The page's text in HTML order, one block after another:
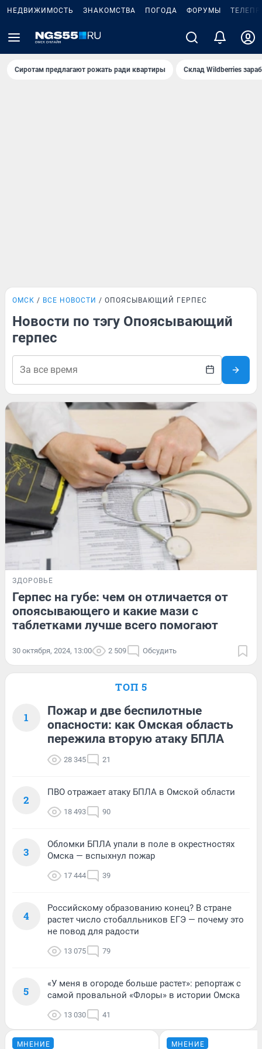
НЕДВИЖИМОСТЬ ЗНАКОМСТВА ПОГОДА ФОРУМЫ
Сиротам предлагают рожать ради квартиры Склад Wildberries
ОМСК ВСЕ НОВОСТИ ОПОЯСЫВАЮЩИЙ ГЕРПЕС
Новости по тэгу Опоясывающий
герпес
ЗДОРОВЬЕ
Герпес на губе: чем он отличается от
опоясывающего и какие мази с
таблетками лучше всего помогают
30 октября, 2024, 13:00 2 509 Обсудить
ТОП 5
1
Пожар и две беспилотные
опасности: как Омская область
пережила вторую атаку БПЛА
28 345 21
2
ПВО отражает атаку БПЛА в Омской области
18 493 90
3
Обломки БПЛА упали в поле в окрестностях
Омска — вспыхнул пожар
17 444 39
4
Российскому образованию конец? В стране
растет число стобалльников ЕГЭ — почему это
не повод для радости
13 075 79
5
«У меня в огороде больше растет»: репортаж с
самой провальной «Флоры» в истории Омска
13 030 41
МНЕНИЕ МНЕНИЕ